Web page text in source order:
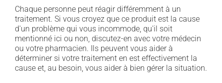
Chaque personne peut réagir différemment à un
traitement. Si vous croyez que ce produit est la cause
d'un problème qui vous incommode, qu'il soit
mentionné ici ou non, discutez-en avec votre médecin
ou votre pharmacien. Ils peuvent vous aider à
déterminer si votre traitement en est effectivement la
cause et, au besoin, vous aider à bien gérer la situation.